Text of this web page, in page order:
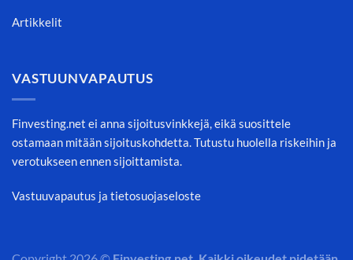
Artikkelit
VASTUUNVAPAUTUS
Finvesting.net ei anna sijoitusvinkkejä, eikä suosittele
ostamaan mitään sijoituskohdetta. Tutustu huolella riskeihin ja
verotukseen ennen sijoittamista.
Vastuuvapautus ja tietosuojaseloste